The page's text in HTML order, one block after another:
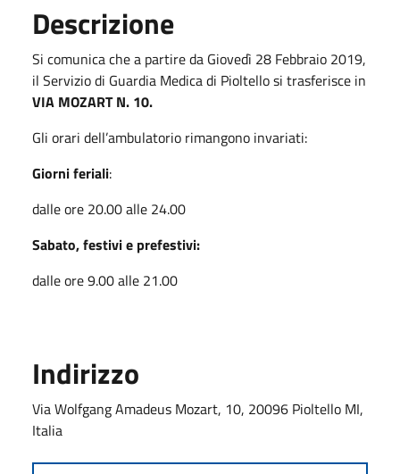
Descrizione
Si comunica che a partire da Giovedì 28 Febbraio 2019,
il Servizio di Guardia Medica di Pioltello si trasferisce in
VIA MOZART N. 10.
Gli orari dell’ambulatorio rimangono invariati:
Giorni feriali:
dalle ore 20.00 alle 24.00
Sabato, festivi e prefestivi:
dalle ore 9.00 alle 21.00
Indirizzo
Via Wolfgang Amadeus Mozart, 10, 20096 Pioltello MI,
Italia